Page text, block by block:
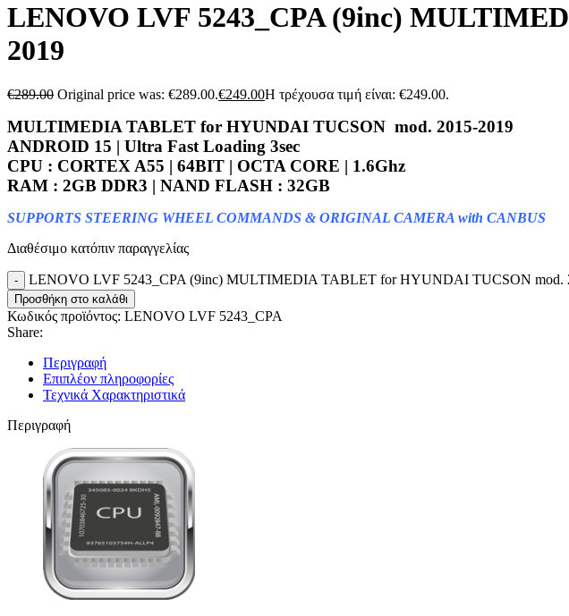
LENOVO LVF 5243_CPA (9inc)
2019
€289.00 Original price was: €289.00.€249.00Η τρέχουσα τιμή είναι: €249.00.
MULTIMEDIA TABLET for HYUNDAI TUCSON mod. 2015-2019
ANDROID 15 | Ultra Fast Loading 3sec
CPU : CORTEX A55 | 64BIT | OCTA CORE | 1.6Ghz
RAM : 2GB DDR3 | NAND FLASH : 32GB
SUPPORTS STEERING WHEEL COMMANDS & ORIGINAL CAMERA with CANBUS
Διαθέσιμο κατόπιν παραγγελίας
LENOVO LVF 5243_CPA (9inc) MULTIMEDIA TABLET for HYUNDAI TUCSON mod.
Προσθήκη στο καλάθι
Κωδικός προϊόντος: LENOVO LVF 5243_CPA
Share:
Περιγραφή
Επιπλέον πληροφορίες
Τεχνικά Χαρακτηριστικά
Περιγραφή